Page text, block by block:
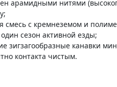
арамидными нитями
смесь с кремнеземом и
сезон активной езды;
зигзагообразные канавки
контакта чистым.